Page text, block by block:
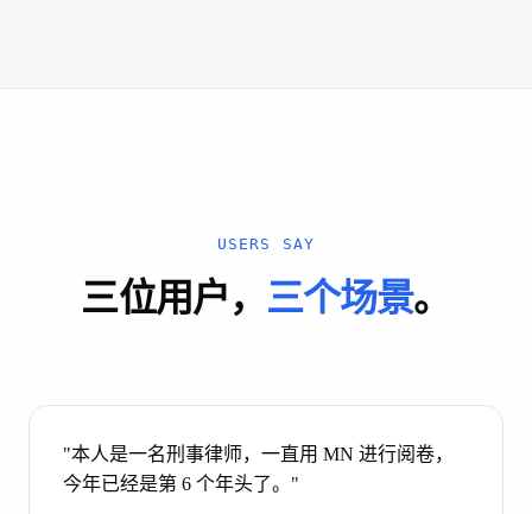
USERS SAY
三位用户， 三个场景。
"本人是一名刑事律师，一直用 MN 进行阅卷，
今年已经是第 6 个年头了。"